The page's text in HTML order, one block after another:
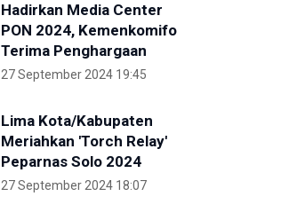
Hadirkan Media Center
PON 2024, Kemenkomifo
Terima Penghargaan
27 September 2024 19:45
Lima Kota/Kabupaten
Meriahkan 'Torch Relay'
Peparnas Solo 2024
27 September 2024 18:07